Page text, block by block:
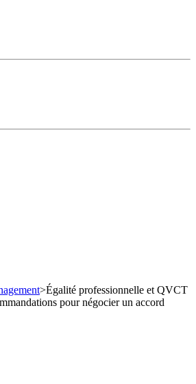
>Égalité professionnelle et QVCT
pour négocier un accord